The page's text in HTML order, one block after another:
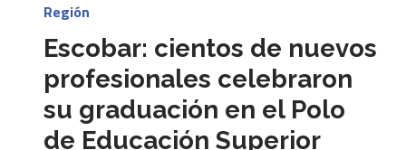
Escobar: cientos de nuevos
profesionales celebraron
su graduación en el Polo
de Educación Superior
Región